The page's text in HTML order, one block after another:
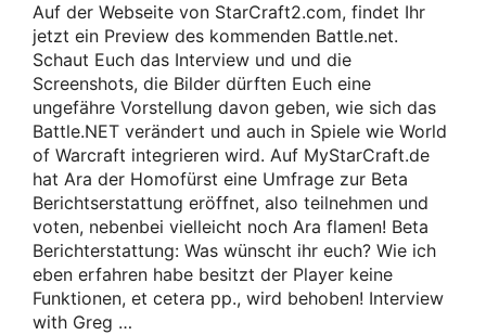
Auf der Webseite von StarCraft2.com, findet Ihr
jetzt ein Preview des kommenden Battle.net.
Schaut Euch das Interview und und die
Screenshots, die Bilder dürften Euch eine
ungefähre Vorstellung davon geben, wie sich das
Battle.NET verändert und auch in Spiele wie World
of Warcraft integrieren wird. Auf MyStarCraft.de
hat Ara der Homofürst eine Umfrage zur Beta
Berichtserstattung eröffnet, also teilnehmen und
voten, nebenbei vielleicht noch Ara flamen! Beta
Berichterstattung: Was wünscht ihr euch? Wie ich
eben erfahren habe besitzt der Player keine
Funktionen, et cetera pp., wird behoben! Interview
with Greg …